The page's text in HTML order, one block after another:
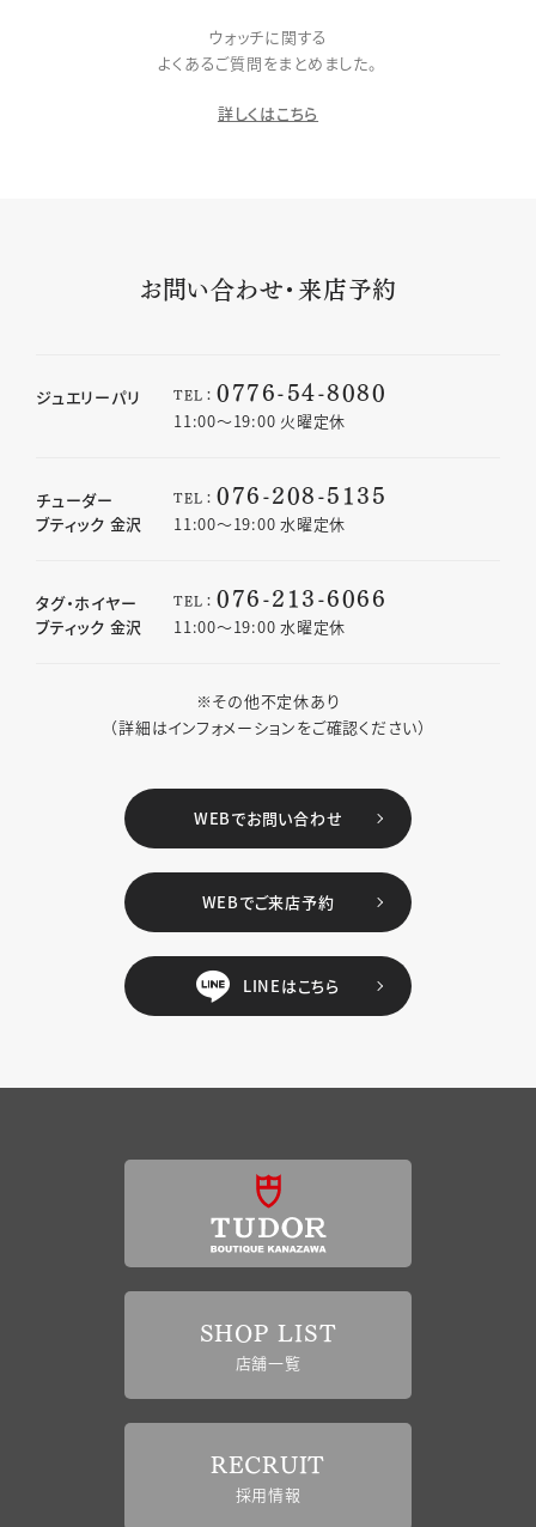
ウォッチに関する
よくあるご質問をまとめました。
詳しくはこちら
お問い合わせ・来店予約
ジュエリーパリ TEL： 0776-54-8080
11:00〜19:00 火曜定休
チューダー
ブティック 金沢
TEL： 076-208-5135
11:00〜19:00 水曜定休
タグ・ホイヤー
ブティック 金沢
TEL： 076-213-6066
11:00〜19:00 水曜定休
※その他不定休あり
（詳細はインフォメーションをご確認ください）
WEBでお問い合わせ
WEBでご来店予約
LINEはこちら
SHOP LIST
店舗一覧
RECRUIT
採用情報